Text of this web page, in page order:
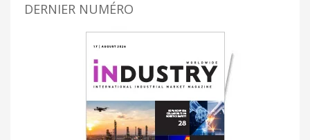
DERNIER NUMÉRO